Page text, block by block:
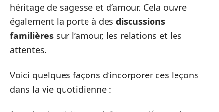
héritage de sagesse et d’amour. Cela ouvre
également la porte à des discussions
familières sur l’amour, les relations et les
attentes.
Voici quelques façons d’incorporer ces leçons
dans la vie quotidienne :